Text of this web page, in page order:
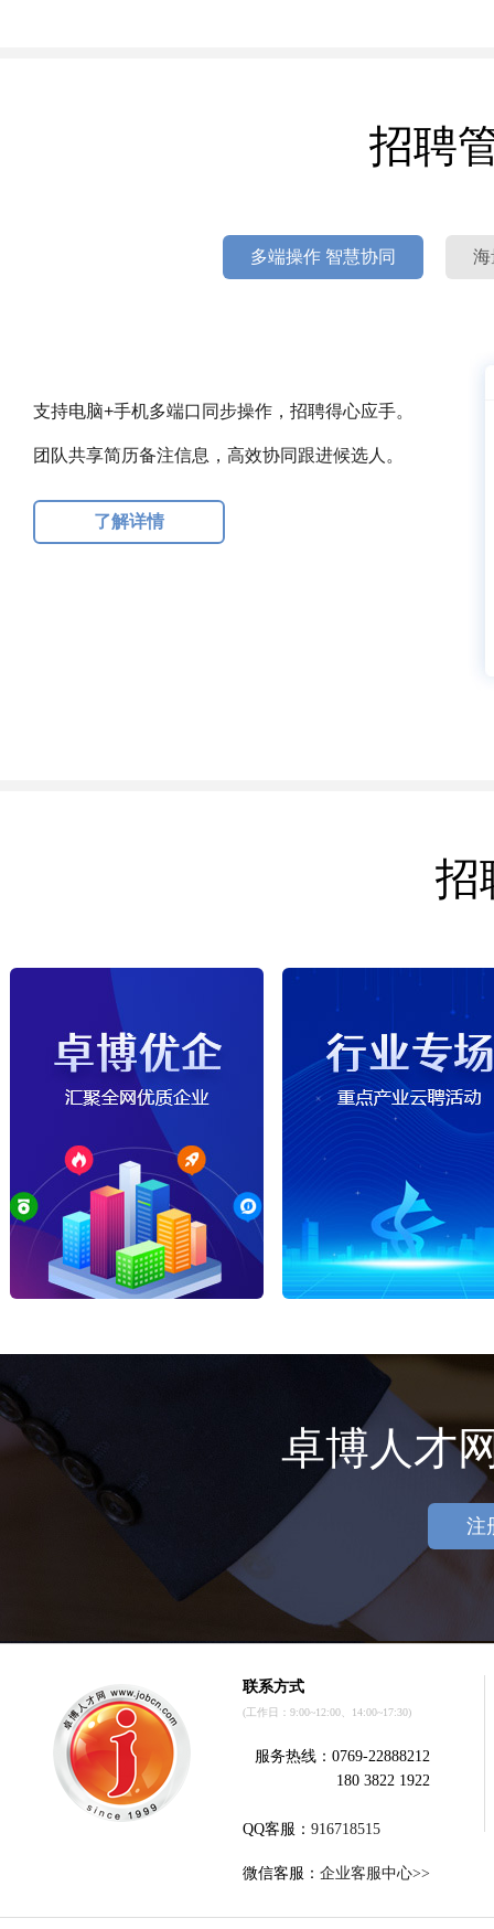
招聘
多端操作 智慧协同 海
支持电脑+手机多端口同步操作，招聘得心应手。
团队共享简历备注信息，高效协同跟进候选人。
了解详情
招
卓博人才
注
联系方式
(工作日：9:00~12:00、14:00~17:30)
服务热线：0769-22888212
180 3822 1922
QQ客服： 916718515
微信客服： 企业客服中心>>